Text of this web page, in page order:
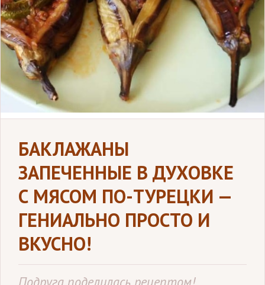
БАКЛАЖАНЫ
ЗАПЕЧЕННЫЕ В ДУХОВКЕ
С МЯСОМ ПО-ТУРЕЦКИ —
ГЕНИАЛЬНО ПРОСТО И
ВКУСНО!